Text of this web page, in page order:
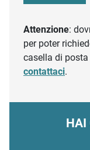
Attenzione:
per poter
casella di
contattaci.
HAI